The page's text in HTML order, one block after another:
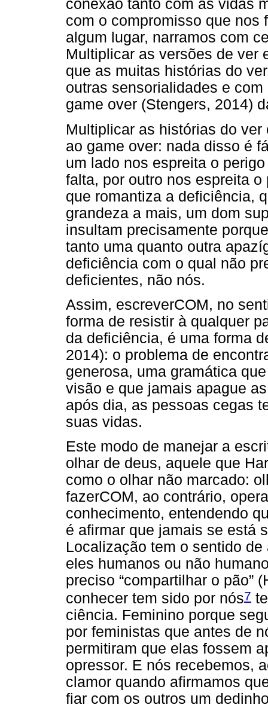
conexão tanto com as vidas
com o compromisso que nos
algum lugar, narramos com
Multiplicar as versões de ver
que as muitas histórias do
outras sensorialidades e
game over (Stengers, 2014)
Multiplicar as histórias do
ao game over: nada disso é
um lado nos espreita o
falta, por outro nos espreita
que romantiza a deficiência,
grandeza a mais, um dom
insultam precisamente
tanto uma quanto outra
deficiência com o qual não
deficientes, não nós.
Assim, escreverCOM, no
forma de resistir à qualquer
da deficiência, é uma forma
2014): o problema de
generosa, uma gramática
visão e que jamais apague
após dia, as pessoas cegas
suas vidas.
Este modo de manejar a
olhar de deus, aquele que
como o olhar não marcado:
fazerCOM, ao contrário,
conhecimento, entendendo
é afirmar que jamais se está
Localização tem o sentido
eles humanos ou não
preciso “compartilhar o pão”
conhecer tem sido por nós7
ciência. Feminino porque
por feministas que antes de
permitiram que elas fossem
opressor. E nós recebemos,
clamor quando afirmamos
fiar com os outros um